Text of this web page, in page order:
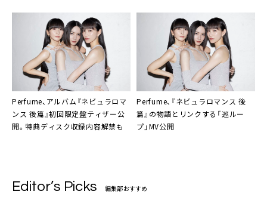
Perfume、アルバム『ネビュラロマ
ンス 後篇』初回限定盤ティザー公
開。特典ディスク収録内容解禁も
Perfume、『ネビュラロマンス 後
篇』の物語とリンクする「巡ルー
プ」MV公開
Editor’s Picks 編集部おすすめ